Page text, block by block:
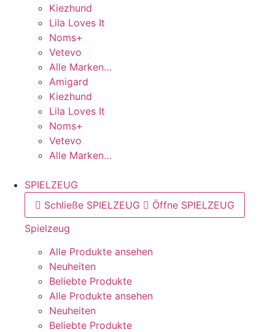
Kiezhund
Lila Loves It
Noms+
Vetevo
Alle Marken…
Amigard
Kiezhund
Lila Loves It
Noms+
Vetevo
Alle Marken…
SPIELZEUG
Schließe SPIELZEUG
Öffne SPIELZEUG
Spielzeug
Alle Produkte ansehen
Neuheiten
Beliebte Produkte
Alle Produkte ansehen
Neuheiten
Beliebte Produkte